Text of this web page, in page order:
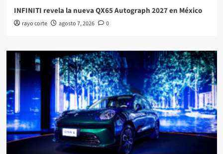
INFINITI revela la nueva QX65 Autograph 2027 en México
rayo corte agosto 7, 2026 0